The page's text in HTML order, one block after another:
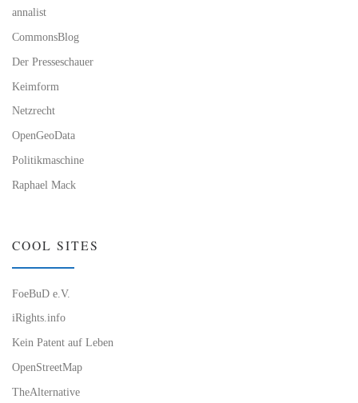
annalist
CommonsBlog
Der Presseschauer
Keimform
Netzrecht
OpenGeoData
Politikmaschine
Raphael Mack
COOL SITES
FoeBuD e.V.
iRights.info
Kein Patent auf Leben
OpenStreetMap
TheAlternative